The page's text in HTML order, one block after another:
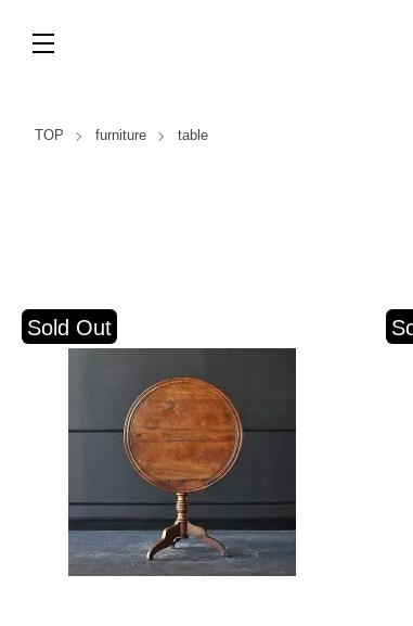
TOP furniture table
Sold Out